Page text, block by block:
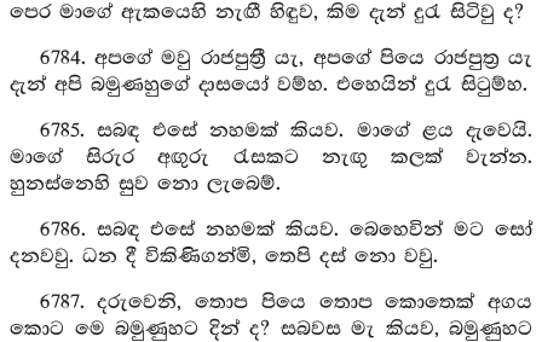
පෙර මාගේ ඇකයෙහි නැඟී හිඳුව, කිම දැන් දුරැ සිටිවු ද?
6784. අපගේ මවු රාජපුත්‍රී යැ, අපගේ පියෙ රාජපුත්‍ර යැ
දැන් අපි බමුණහුගේ දාසයෝ වම්හ. එහෙයින් දුරැ සිටුම්හ.
6785. සබඳ එසේ නහමක් කියව. මාගේ ළය දැවෙයි.
මාගේ සිරුර අඟුරු රැසකට නැඟු කලක් වැන්න.
හුනස්නෙහි සුව නො ලැබෙම්.
6786. සබඳ එසේ නහමක් කියව. බෙහෙවින් මට සෝ
දනවවු. ධන දී විකිණිගන්මි, තෙපි දස් නො වවු.
6787. දරුවෙනි, තොප පියෙ තොප කොතෙක් අගය
කොට මෙ බමුණුහට දින් ද? සබවස මැ කියව, බමුණුහට